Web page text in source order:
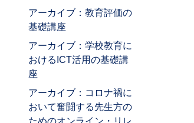
アーカイブ：教育評価の
基礎講座
アーカイブ：学校教育に
おけるICT活用の基礎講
座
アーカイブ：コロナ禍に
おいて奮闘する先生方の
ためのオンライン・リレ